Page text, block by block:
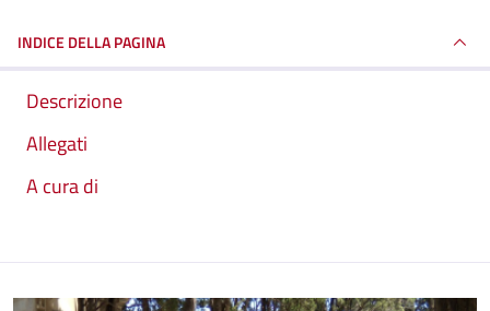
INDICE DELLA PAGINA
Descrizione
Allegati
A cura di